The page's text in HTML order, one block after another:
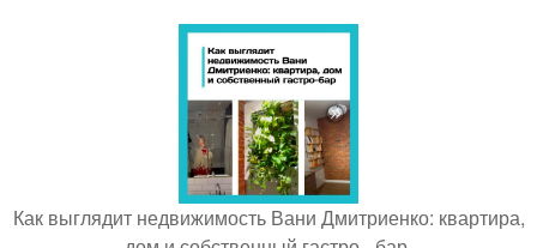
Как выглядит недвижимость Вани Дмитриенко: квартира,